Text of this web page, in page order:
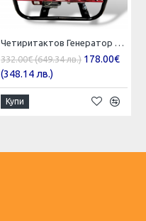
Четиритактов Генератор за Ток 3,8kW кВ Монофазен и Трифазен ТАЙГА Агрегат 220V 380V 7,5к.с
332.00€ (649.34 лв.) 178.00€
(348.14 лв.)
Купи